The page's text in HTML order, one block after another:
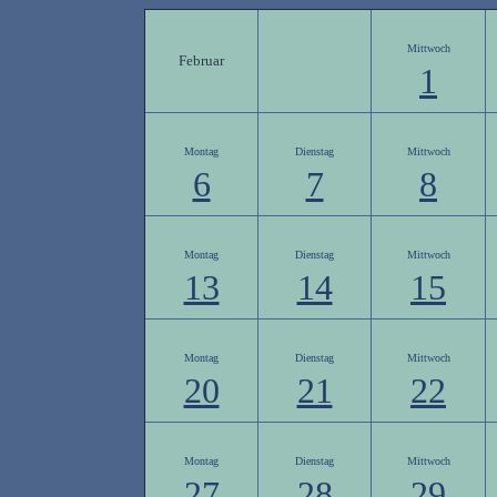
Februar
Mittwoch
1
Montag
6
Dienstag
7
Mittwoch
8
Montag
13
Dienstag
14
Mittwoch
15
Montag
20
Dienstag
21
Mittwoch
22
Montag Dienstag Mittwoch